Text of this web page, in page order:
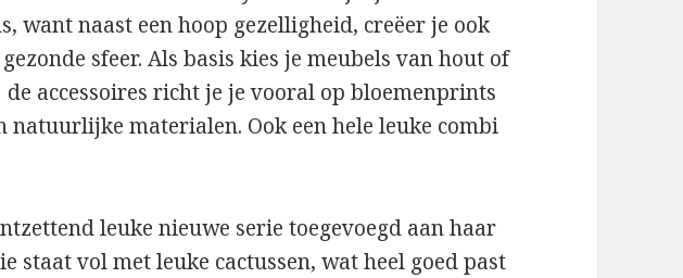
want naast een hoop gezelligheid, creëer je ook
sfeer. Als basis kies je meubels van hout of
accessoires richt je je vooral op bloemenprints
natuurlijke materialen. Ook een hele leuke combi
leuke nieuwe serie toegevoegd aan haar
staat vol met leuke cactussen, wat heel goed past